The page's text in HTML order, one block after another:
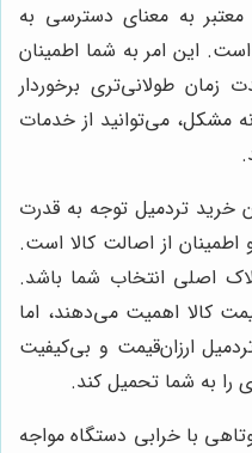
معتبر به معنای دسترسی به
این امر به شما اطمینان
طولانی‌تری برخوردار
مشکل، می‌توانید از خدمات
خرید تردمیل توجه به قدرت
و اطمینان از اصالت کالا است.
اصلی انتخاب شما باشد.
کالا اهمیت می‌دهند، اما
ارزان‌قیمت و بی‌کیفیت
را به شما تحمیل کند.
با خرابی دستگاه مواجه